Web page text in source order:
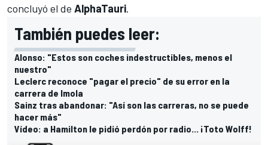
concluyó el de AlphaTauri.
También puedes leer:
Alonso: "Estos son coches indestructibles, menos el
nuestro"
Leclerc reconoce "pagar el precio" de su error en la
carrera de Imola
Sainz tras abandonar: "Así son las carreras, no se puede
hacer más"
Vídeo: a Hamilton le pidió perdón por radio... ¡Toto Wolff!